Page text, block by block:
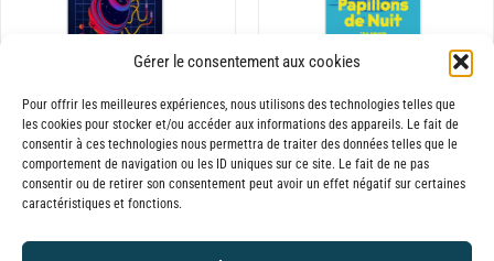
Gérer le consentement aux cookies
Pour offrir les meilleures expériences, nous utilisons des technologies telles que
les cookies pour stocker et/ou accéder aux informations des appareils. Le fait de
consentir à ces technologies nous permettra de traiter des données telles que le
comportement de navigation ou les ID uniques sur ce site. Le fait de ne pas
consentir ou de retirer son consentement peut avoir un effet négatif sur certaines
caractéristiques et fonctions.
Batterie externe
MANA Dream Nation
30,00€ – 65,00€Plage
PRODUIT
VARIATIONS.
LES
OPTIONS
PEUVENT
ÊTRE
CHOISIES
Batterie externe
MANA Papillons de
30,00€ – 65,00€ TTC